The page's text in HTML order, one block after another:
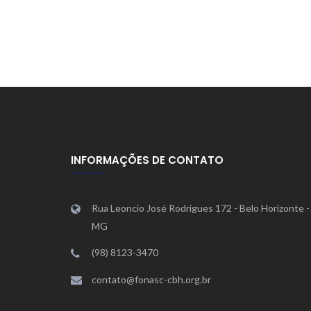
INFORMAÇÕES DE CONTATO
Rua Leoncio José Rodrigues 172 - Belo Horizonte -
MG
(98) 8123-3470
contato@fonasc-cbh.org.br